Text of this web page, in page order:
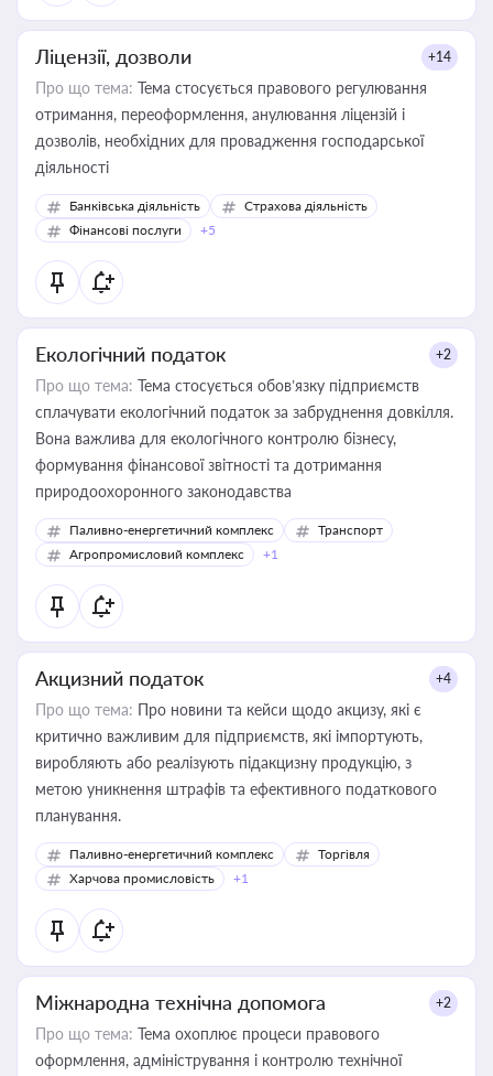
Ліцензії, дозволи +14
Про що тема: Тема стосується правового регулювання
отримання, переоформлення, анулювання ліцензій і
дозволів, необхідних для провадження господарської
діяльності
Банківська діяльність
Страхова діяльність
Фінансові послуги
+5
Екологічний податок +2
Про що тема: Тема стосується обов’язку підприємств
сплачувати екологічний податок за забруднення довкілля.
Вона важлива для екологічного контролю бізнесу,
формування фінансової звітності та дотримання
природоохоронного законодавства
Паливно-енергетичний комплекс
Транспорт
Агропромисловий комплекс
+1
Акцизний податок +4
Про що тема: Про новини та кейси щодо акцизу, які є
критично важливим для підприємств, які імпортують,
виробляють або реалізують підакцизну продукцію, з
метою уникнення штрафів та ефективного податкового
планування.
Паливно-енергетичний комплекс
Торгівля
Харчова промисловість
+1
Міжнародна технічна допомога +2
Про що тема: Тема охоплює процеси правового
оформлення, адміністрування і контролю технічної